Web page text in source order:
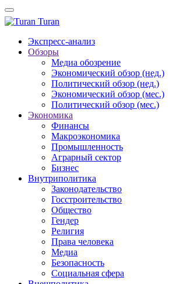
Turan
Экспресс-анализ
Обзоры
Медиа обозрение
Экономический обзор (нед.)
Политический обзор (нед.)
Экономический обзор (мес.)
Политический обзор (мес.)
Экономика
Финансы
Макроэкономика
Промышленность
Аграрный сектор
Бизнес
Внутриполитика
Законодательство
Госстроительство
Общество
Гендер
Религия
Права человека
Медиа
Безопасность
Социальная сфера